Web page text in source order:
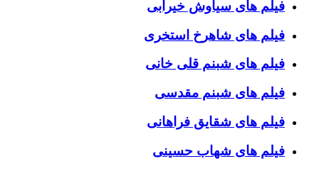
فیلم های سیاوش خیرابی
فیلم های شاهرخ استخری
فیلم های شبنم قلی خانی
فیلم های شبنم مقدسی
فیلم های شقایق فراهانی
فیلم های شهاب حسینی